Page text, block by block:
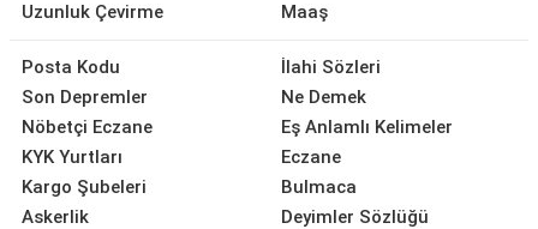
Uzunluk Çevirme
Maaş
Posta Kodu
Son Depremler
Nöbetçi Eczane
KYK Yurtları
Kargo Şubeleri
Askerlik
İlahi Sözleri
Ne Demek
Eş Anlamlı Kelimeler
Eczane
Bulmaca
Deyimler Sözlüğü